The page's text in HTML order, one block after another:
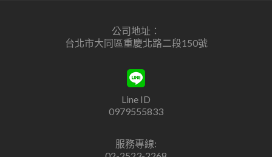
公司地址：
台北市大同區重慶北路二段150號
Line ID
0979555833
服務專線: